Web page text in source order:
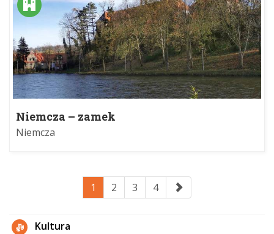
Niemcza – zamek
Niemcza
1 2 3 4
Kultura